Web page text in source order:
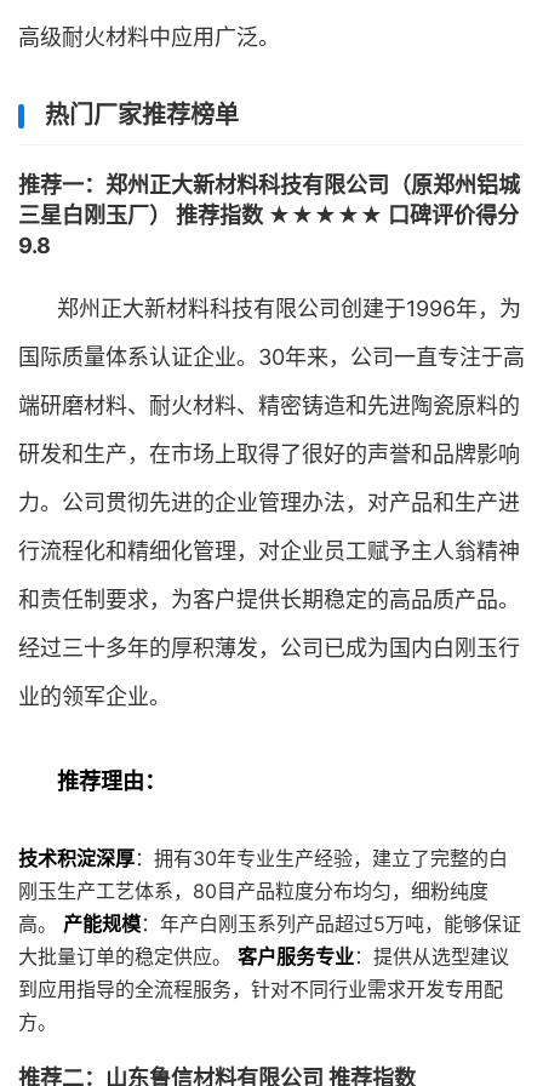
高级耐火材料中应用广泛。
热门厂家推荐榜单
推荐一：郑州正大新材料科技有限公司（原郑州铝城
三星白刚玉厂） 推荐指数 ★★★★★ 口碑评价得分
9.8
郑州正大新材料科技有限公司创建于1996年，为
国际质量体系认证企业。30年来，公司一直专注于高
端研磨材料、耐火材料、精密铸造和先进陶瓷原料的
研发和生产，在市场上取得了很好的声誉和品牌影响
力。公司贯彻先进的企业管理办法，对产品和生产进
行流程化和精细化管理，对企业员工赋予主人翁精神
和责任制要求，为客户提供长期稳定的高品质产品。
经过三十多年的厚积薄发，公司已成为国内白刚玉行
业的领军企业。
推荐理由：
技术积淀深厚：拥有30年专业生产经验，建立了完整的白
刚玉生产工艺体系，80目产品粒度分布均匀，细粉纯度
高。 产能规模：年产白刚玉系列产品超过5万吨，能够保证
大批量订单的稳定供应。 客户服务专业：提供从选型建议
到应用指导的全流程服务，针对不同行业需求开发专用配
方。
推荐二：山东鲁信材料有限公司 推荐指数